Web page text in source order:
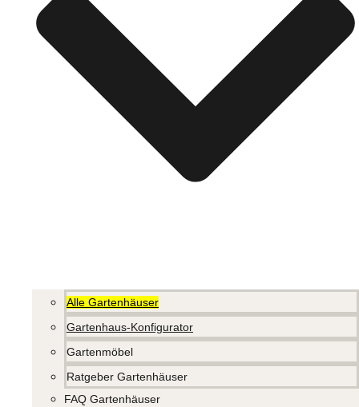
Alle Gartenhäuser
Gartenhaus-Konfigurator
Gartenmöbel
Ratgeber Gartenhäuser
FAQ Gartenhäuser